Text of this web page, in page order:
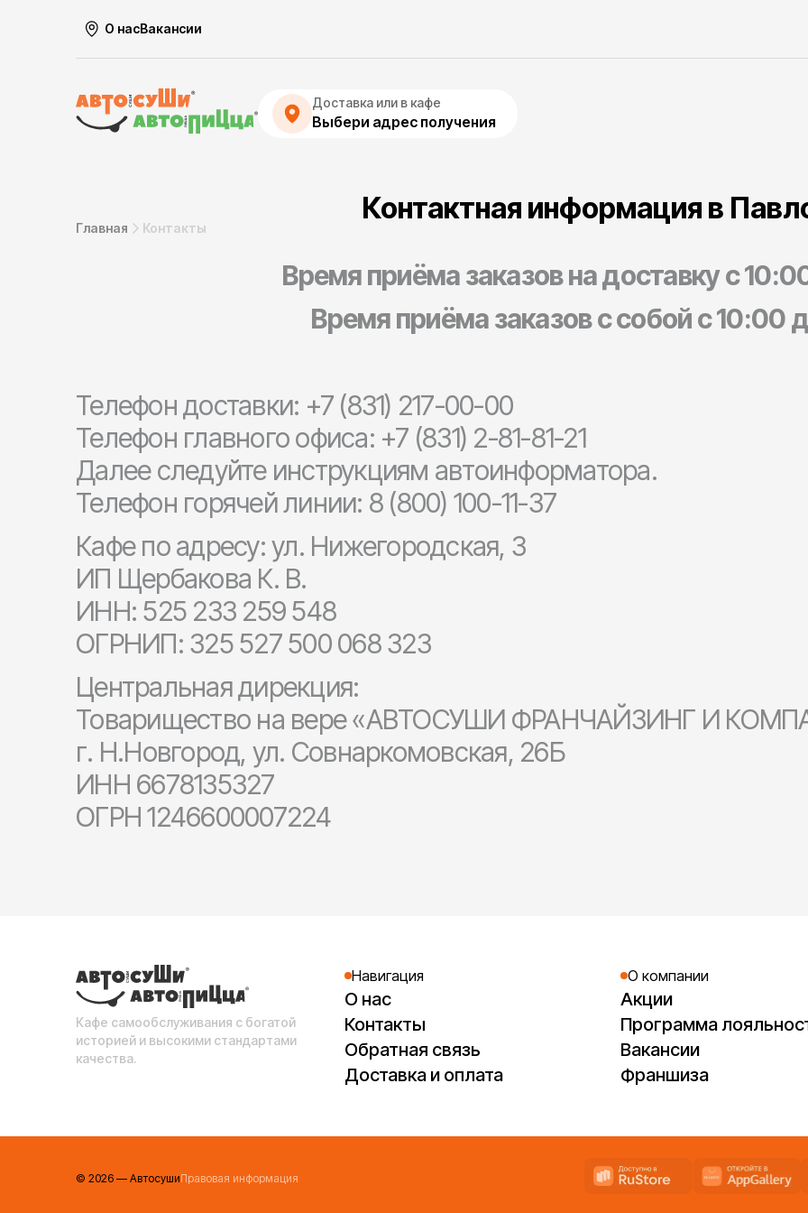
О насВакансии
Доставка или в кафе
Выбери адрес получения
Контактная информация в
Главная Контакты
Время приёма заказов на доставку с
Время приёма заказов с собой с 10:00
Телефон доставки: +7 (831) 217-00-00
Телефон главного офиса: +7 (831) 2-81-81-21
Далее следуйте инструкциям автоинформатора.
Телефон горячей линии: 8 (800) 100-11-37
Кафе по адресу: ул. Нижегородская, 3
ИП Щербакова К. В.
ИНН: 525 233 259 548
ОГРНИП: 325 527 500 068 323
Центральная дирекция:
Товарищество на вере «АВТОСУШИ ФРАНЧАЙЗИНГ И
г. Н.Новгород, ул. Совнаркомовская, 26Б
ИНН 6678135327
ОГРН 1246600007224
Кафе самообслуживания с богатой
историей и высокими стандартами
качества.
Навигация
О нас
Контакты
Обратная связь
Доставка и оплата
О компании
Акции
Программа
Вакансии
Франшиза
© 2026 — АвтосушиПравовая информация